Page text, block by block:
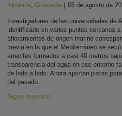
Almería Granada | 05 de agosto de
Investigadores de las universidades de
identificado en varios puntos cercanos
afloramientos de origen marino
previa en la que el Mediterráneo se
arrecifes formados a casi 40 metros
transparencia del agua en ese entorno
de lado a lado. Ahora aportan pistas
del pasado.
Sigue leyendo